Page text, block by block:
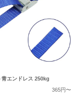
エンドレス 250kg
365円〜